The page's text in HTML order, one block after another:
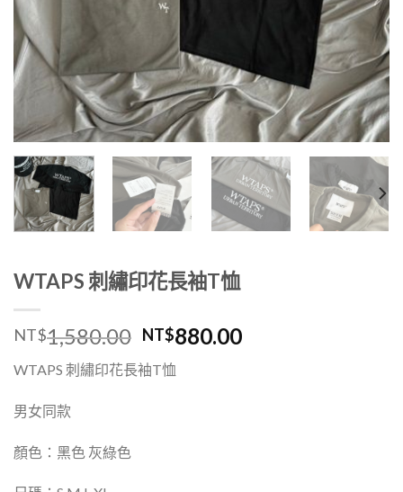
WTAPS 刺繡印花長袖T恤
NT$1,580.00 NT$880.00
WTAPS 刺繡印花長袖T恤
男女同款
顏色：黑色 灰綠色